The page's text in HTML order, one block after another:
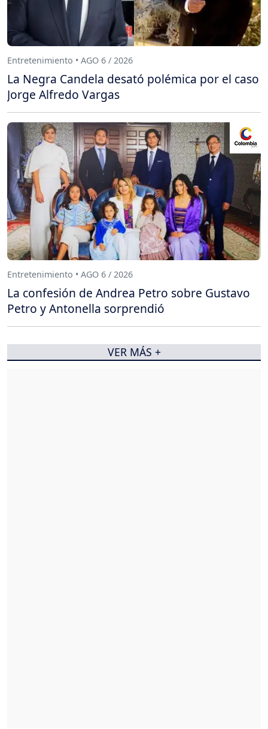
Entretenimiento • AGO 6 / 2026
La Negra Candela desató polémica por el caso
Jorge Alfredo Vargas
Entretenimiento • AGO 6 / 2026
La confesión de Andrea Petro sobre Gustavo
Petro y Antonella sorprendió
VER MÁS +